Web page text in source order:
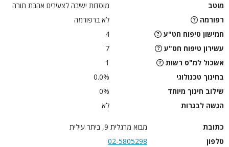
מוטב
מוסדות ישיבה לצעירים אהבת תורה
רפורמה
לא ברפורמה
חמישון טיפוח חט"ע
4
עשירון טיפוח חט"ע
7
אשכול למ"ס רשות
1
בחינוך טכנולוגי
0.0%
שילוב חינוך מיוחד
0%
הגשה לבגרות
לא
כתובת
מבוא מרגלית 9, ביתר עילית
טלפון
02-5805298